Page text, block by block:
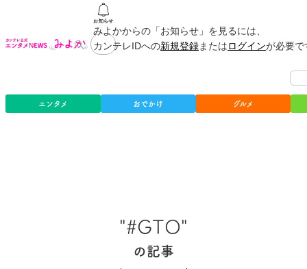
みよかからの「お知らせ」を見るには、
カンテレIDへの新規登録またはログインが必要
エンタメ おでかけ グルメ
"#GTO"
の記事